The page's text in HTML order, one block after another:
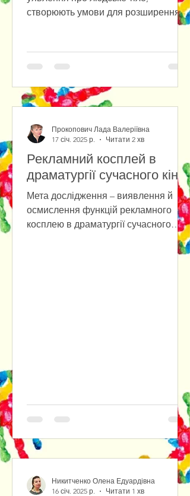
створюють умови для розширення
Рекламний косплей в
драматургії сучасного кіно
Мета дослідження – виявлення й
осмислення функцій рекламного
косплею в драматургії сучасного
Прокопович Лада Валеріївна
17 січ. 2025 р.
Читати 2 хв
Никитченко Олена Едуардівна
16 січ. 2025 р.
Читати 1 хв